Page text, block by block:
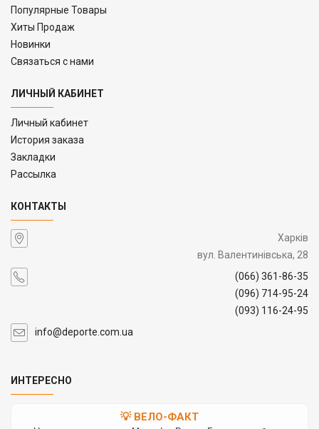
Популярные Товары
Хиты Продаж
Новинки
Связаться с нами
ЛИЧНЫЙ КАБИНЕТ
Личный кабинет
История заказа
Закладки
Рассылка
КОНТАКТЫ
Харків
вул. Валентинівська, 28
(066) 361-86-35
(096) 714-95-24
(093) 116-24-95
info@deporte.com.ua
ИНТЕРЕСНО
💡 ВЕЛО-ФАКТ